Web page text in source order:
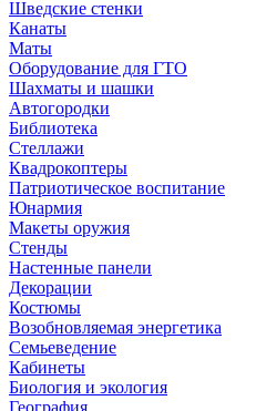
Шведские стенки
Канаты
Маты
Оборудование для ГТО
Шахматы и шашки
Автогородки
Библиотека
Стеллажи
Квадрокоптеры
Патриотическое воспитание
Юнармия
Макеты оружия
Стенды
Настенные панели
Декорации
Костюмы
Возобновляемая энергетика
Семьеведение
Кабинеты
Биология и экология
География